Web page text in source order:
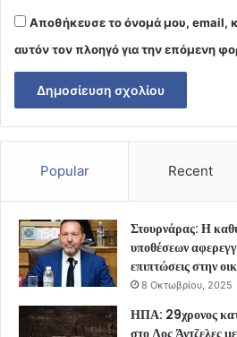
Αποθήκευσε το όνομά μου, email,
αυτόν τον πλοηγό για την επόμενη
Popular Recent
Στουρνάρας: Η
υποθέσεων
επιπτώσεις στην
8 Οκτωβρίου, 2025
ΗΠΑ: 29χρονος
στο Λος Άντζελες